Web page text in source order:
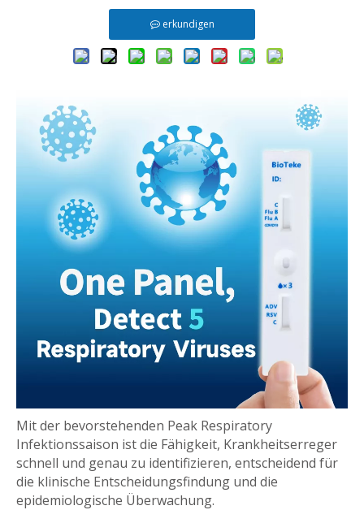
erkundigen
Mit der bevorstehenden Peak Respiratory
Infektionssaison ist die Fähigkeit, Krankheitserreger
schnell und genau zu identifizieren, entscheidend für
die klinische Entscheidungsfindung und die
epidemiologische Überwachung.